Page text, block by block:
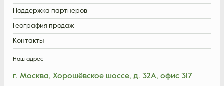
Поддержка партнеров
География продаж
Контакты
Наш адрес
г. Москва, Хорошёвское шоссе, д. 32А, офис 317